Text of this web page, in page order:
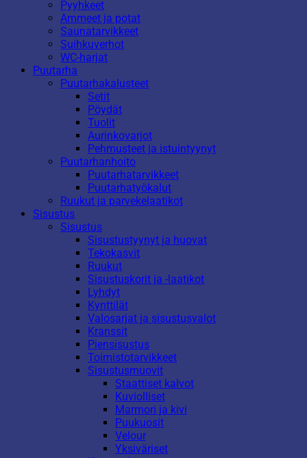
Pyyhkeet
Ammeet ja potat
Saunatarvikkeet
Suihkuverhot
WC-harjat
Puutarha
Puutarhakalusteet
Setit
Pöydät
Tuolit
Aurinkovarjot
Pehmusteet ja istuintyynyt
Puutarhanhoito
Puutarhatarvikkeet
Puutarhatyökalut
Ruukut ja parvekelaatikot
Sisustus
Sisustus
Sisustustyynyt ja huovat
Tekokasvit
Ruukut
Sisustuskorit ja -laatikot
Lyhdyt
Kynttilät
Valosarjat ja sisustusvalot
Kranssit
Piensisustus
Toimistotarvikkeet
Sisustusmuovit
Staattiset kalvot
Kuviolliset
Marmori ja kivi
Puukuosit
Velour
Yksiväriset